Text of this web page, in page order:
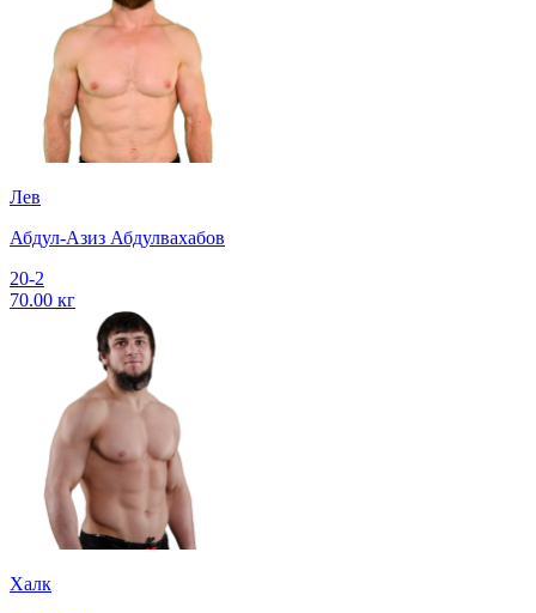
Лев
Абдул-Азиз Абдулвахабов
20-2
70.00 кг
Халк